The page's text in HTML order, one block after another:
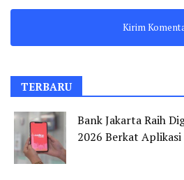
TERBARU
Bank Jakarta Raih
2026 Berkat